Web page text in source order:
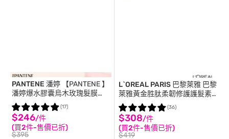
PANTENE 潘婷 【PANTENE 】
潘婷爆水膠囊烏木玫瑰髮膜
Pro-V高濃保濕髮膜12mlx8 (強
韌防斷型) 包裝轉換隨機出貨
$246/件
(買2件-售價已折)
$395
(17)
L`OREAL PARIS 巴黎萊雅 巴黎
萊雅黃金胜肽柔韌修護護髮素
440ml #大金瓶
$308/件
(買2件-售價已折)
$419
(36)